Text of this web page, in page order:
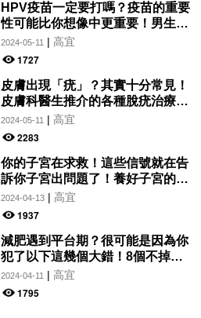
HPV疫苗一定要打嗎？疫苗的重要
性可能比你想像中更重要！男生也
需要打嗎？
2024-05-11 | 高宜
1727
皮膚出現「疣」？其實十分常見！
皮膚科醫生推介的各種脫疣治療方
法分析！讓你一文了解~
2024-05-11 | 高宜
2283
你的子宮在求救！這些信號就在告
訴你子宮出問題了！養好子宮的方
法，女生們都要知道！
2024-04-13| 高宜
1937
減肥遇到平台期？很可能是因為你
犯了以下這幾個大錯！8個不掉秤
的原因，看看你有沒有踩雷！
2024-04-11 | 高宜
1795